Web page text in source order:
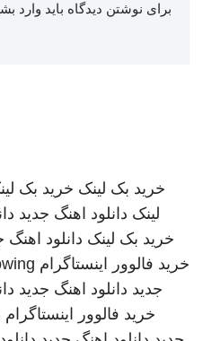
برای نوشتن دیدگاه باید وارد
خرید بک لینک خرید بک
لینک دانلود اهنگ جدید
خرید بک لینک دانلود اهنگ
خرید فالوور اینستاگرام
جدید دانلود اهنگ جدید
خرید فالوور اینستاگرام